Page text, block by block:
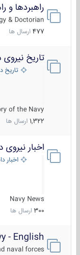
راهبردها و
& Doctorian
477 ارسال ها
تاریخ نیروی
تاریخ
of the Navy
1,322 ارسال ها
اخبار نیروی
اخبار
Navy News
300 ارسال ها
- English
naval forces!